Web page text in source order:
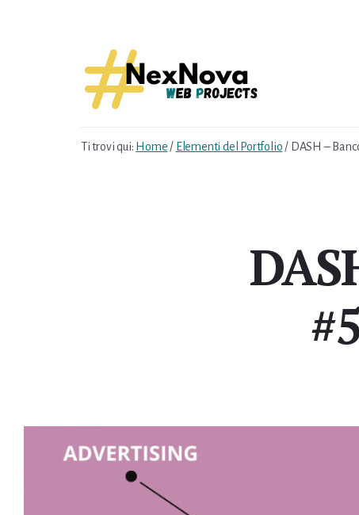
Ti trovi qui: Home / Elementi del Portfolio / DASH –